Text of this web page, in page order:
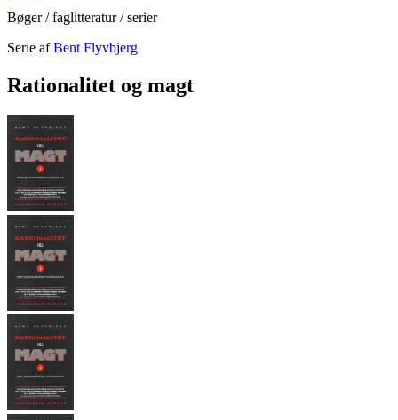
Bøger / faglitteratur / serier
Serie af Bent Flyvbjerg
Rationalitet og magt